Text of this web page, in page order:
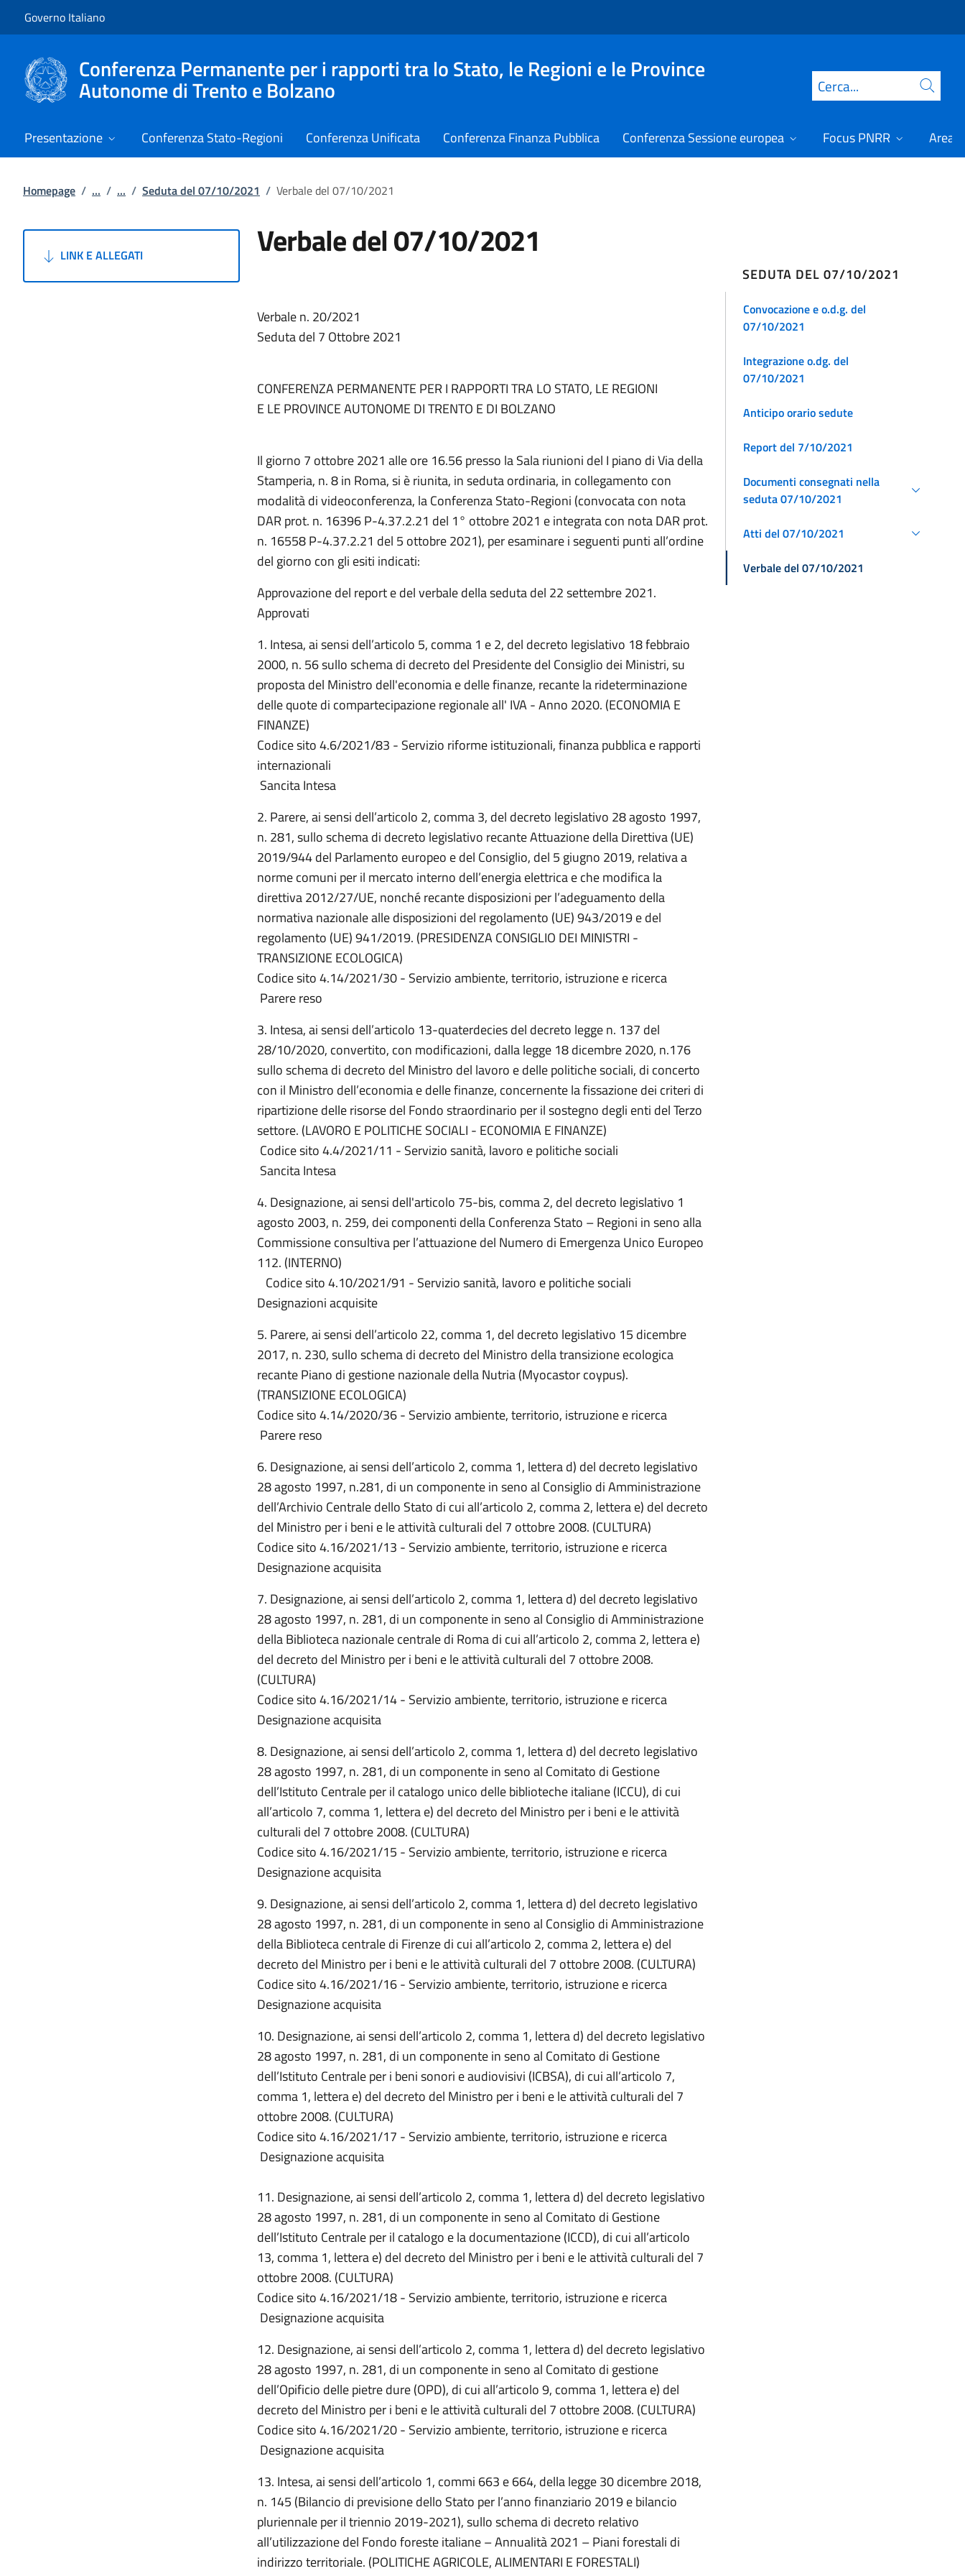
Governo Italiano
Conferenza Permanente per i rapporti tra lo Stato, le Regioni e le Province
Autonome di Trento e Bolzano Cerca
Presentazione Conferenza Stato-Regioni Conferenza Unificata Conferenza Finanza Pubblica Conferenza Sessione europea Focus PNRR Area
Homepage / ... / ... / Seduta del 07/10/2021 / Verbale del 07/10/2021
LINK E ALLEGATI Verbale del 07/10/2021
Verbale n. 20/2021
Seduta del 7 Ottobre 2021
CONFERENZA PERMANENTE PER I RAPPORTI TRA LO STATO, LE REGIONI
E LE PROVINCE AUTONOME DI TRENTO E DI BOLZANO
Il giorno 7 ottobre 2021 alle ore 16.56 presso la Sala riunioni del I piano di Via della
Stamperia, n. 8 in Roma, si è riunita, in seduta ordinaria, in collegamento con
modalità di videoconferenza, la Conferenza Stato-Regioni (convocata con nota
DAR prot. n. 16396 P-4.37.2.21 del 1° ottobre 2021 e integrata con nota DAR prot.
n. 16558 P-4.37.2.21 del 5 ottobre 2021), per esaminare i seguenti punti all’ordine
del giorno con gli esiti indicati:
Approvazione del report e del verbale della seduta del 22 settembre 2021.
Approvati
1. Intesa, ai sensi dell’articolo 5, comma 1 e 2, del decreto legislativo 18 febbraio
2000, n. 56 sullo schema di decreto del Presidente del Consiglio dei Ministri, su
proposta del Ministro dell'economia e delle finanze, recante la rideterminazione
delle quote di compartecipazione regionale all' IVA - Anno 2020. (ECONOMIA E
FINANZE)
Codice sito 4.6/2021/83 - Servizio riforme istituzionali, finanza pubblica e rapporti
internazionali
Sancita Intesa
2. Parere, ai sensi dell’articolo 2, comma 3, del decreto legislativo 28 agosto 1997,
n. 281, sullo schema di decreto legislativo recante Attuazione della Direttiva (UE)
2019/944 del Parlamento europeo e del Consiglio, del 5 giugno 2019, relativa a
norme comuni per il mercato interno dell’energia elettrica e che modifica la
direttiva 2012/27/UE, nonché recante disposizioni per l’adeguamento della
normativa nazionale alle disposizioni del regolamento (UE) 943/2019 e del
regolamento (UE) 941/2019. (PRESIDENZA CONSIGLIO DEI MINISTRI -
TRANSIZIONE ECOLOGICA)
Codice sito 4.14/2021/30 - Servizio ambiente, territorio, istruzione e ricerca
Parere reso
3. Intesa, ai sensi dell’articolo 13-quaterdecies del decreto legge n. 137 del
28/10/2020, convertito, con modificazioni, dalla legge 18 dicembre 2020, n.176
sullo schema di decreto del Ministro del lavoro e delle politiche sociali, di concerto
con il Ministro dell’economia e delle finanze, concernente la fissazione dei criteri di
ripartizione delle risorse del Fondo straordinario per il sostegno degli enti del Terzo
settore. (LAVORO E POLITICHE SOCIALI - ECONOMIA E FINANZE)
Codice sito 4.4/2021/11 - Servizio sanità, lavoro e politiche sociali
Sancita Intesa
4. Designazione, ai sensi dell'articolo 75-bis, comma 2, del decreto legislativo 1
agosto 2003, n. 259, dei componenti della Conferenza Stato – Regioni in seno alla
Commissione consultiva per l’attuazione del Numero di Emergenza Unico Europeo
112. (INTERNO)
Codice sito 4.10/2021/91 - Servizio sanità, lavoro e politiche sociali
Designazioni acquisite
5. Parere, ai sensi dell’articolo 22, comma 1, del decreto legislativo 15 dicembre
2017, n. 230, sullo schema di decreto del Ministro della transizione ecologica
recante Piano di gestione nazionale della Nutria (Myocastor coypus).
(TRANSIZIONE ECOLOGICA)
Codice sito 4.14/2020/36 - Servizio ambiente, territorio, istruzione e ricerca
Parere reso
6. Designazione, ai sensi dell’articolo 2, comma 1, lettera d) del decreto legislativo
28 agosto 1997, n.281, di un componente in seno al Consiglio di Amministrazione
dell’Archivio Centrale dello Stato di cui all’articolo 2, comma 2, lettera e) del decreto
del Ministro per i beni e le attività culturali del 7 ottobre 2008. (CULTURA)
Codice sito 4.16/2021/13 - Servizio ambiente, territorio, istruzione e ricerca
Designazione acquisita
7. Designazione, ai sensi dell’articolo 2, comma 1, lettera d) del decreto legislativo
28 agosto 1997, n. 281, di un componente in seno al Consiglio di Amministrazione
della Biblioteca nazionale centrale di Roma di cui all’articolo 2, comma 2, lettera e)
del decreto del Ministro per i beni e le attività culturali del 7 ottobre 2008.
(CULTURA)
Codice sito 4.16/2021/14 - Servizio ambiente, territorio, istruzione e ricerca
Designazione acquisita
8. Designazione, ai sensi dell’articolo 2, comma 1, lettera d) del decreto legislativo
28 agosto 1997, n. 281, di un componente in seno al Comitato di Gestione
dell’Istituto Centrale per il catalogo unico delle biblioteche italiane (ICCU), di cui
all’articolo 7, comma 1, lettera e) del decreto del Ministro per i beni e le attività
culturali del 7 ottobre 2008. (CULTURA)
Codice sito 4.16/2021/15 - Servizio ambiente, territorio, istruzione e ricerca
Designazione acquisita
9. Designazione, ai sensi dell’articolo 2, comma 1, lettera d) del decreto legislativo
28 agosto 1997, n. 281, di un componente in seno al Consiglio di Amministrazione
della Biblioteca centrale di Firenze di cui all’articolo 2, comma 2, lettera e) del
decreto del Ministro per i beni e le attività culturali del 7 ottobre 2008. (CULTURA)
Codice sito 4.16/2021/16 - Servizio ambiente, territorio, istruzione e ricerca
Designazione acquisita
10. Designazione, ai sensi dell’articolo 2, comma 1, lettera d) del decreto legislativo
28 agosto 1997, n. 281, di un componente in seno al Comitato di Gestione
dell’Istituto Centrale per i beni sonori e audiovisivi (ICBSA), di cui all’articolo 7,
comma 1, lettera e) del decreto del Ministro per i beni e le attività culturali del 7
ottobre 2008. (CULTURA)
Codice sito 4.16/2021/17 - Servizio ambiente, territorio, istruzione e ricerca
Designazione acquisita
11. Designazione, ai sensi dell’articolo 2, comma 1, lettera d) del decreto legislativo
28 agosto 1997, n. 281, di un componente in seno al Comitato di Gestione
dell’Istituto Centrale per il catalogo e la documentazione (ICCD), di cui all’articolo
13, comma 1, lettera e) del decreto del Ministro per i beni e le attività culturali del 7
ottobre 2008. (CULTURA)
Codice sito 4.16/2021/18 - Servizio ambiente, territorio, istruzione e ricerca
Designazione acquisita
12. Designazione, ai sensi dell’articolo 2, comma 1, lettera d) del decreto legislativo
28 agosto 1997, n. 281, di un componente in seno al Comitato di gestione
dell’Opificio delle pietre dure (OPD), di cui all’articolo 9, comma 1, lettera e) del
decreto del Ministro per i beni e le attività culturali del 7 ottobre 2008. (CULTURA)
Codice sito 4.16/2021/20 - Servizio ambiente, territorio, istruzione e ricerca
Designazione acquisita
13. Intesa, ai sensi dell’articolo 1, commi 663 e 664, della legge 30 dicembre 2018,
n. 145 (Bilancio di previsione dello Stato per l’anno finanziario 2019 e bilancio
pluriennale per il triennio 2019-2021), sullo schema di decreto relativo
all’utilizzazione del Fondo foreste italiane – Annualità 2021 – Piani forestali di
indirizzo territoriale. (POLITICHE AGRICOLE, ALIMENTARI E FORESTALI)
SEDUTA DEL 07/10/2021
Convocazione e o.d.g. del
07/10/2021
Integrazione o.dg. del
07/10/2021
Anticipo orario sedute
Report del 7/10/2021
Documenti consegnati nella
seduta 07/10/2021
Atti del 07/10/2021
Verbale del 07/10/2021